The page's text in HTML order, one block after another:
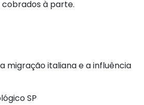
à parte.
migração italiana e a influência
SP